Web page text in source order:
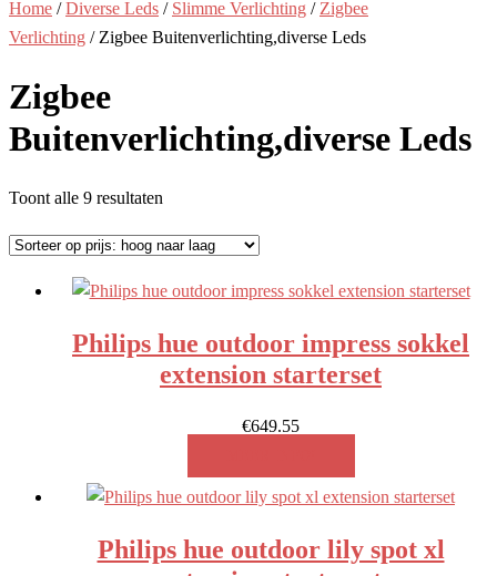
Home /Diverse Leds / Slimme Verlichting / Zigbee
Verlichting / Zigbee Buitenverlichting,diverse Leds
Zigbee
Buitenverlichting,diverse Leds
Toont alle 9 resultaten
prijs:
hoog
laag
Philips hue outdoor impress sokkel
extension starterset
€649.55
Philips hue outdoor lily spot xl